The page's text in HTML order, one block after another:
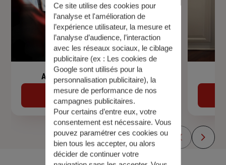
Assurance de prêt immobilier
Découvrir
Ce site utilise des cookies pour
l’analyse et l'amélioration de
l’expérience utilisateur, la mesure et
l’analyse d’audience, l’interaction
avec les réseaux sociaux, le ciblage
publicitaire (ex : Les cookies de
Google sont utilisés pour la
personnalisation publicitaire), la
mesure de performance de nos
campagnes publicitaires.
Pour certains d’entre eux, votre
consentement est nécessaire. Vous
pouvez paramétrer ces cookies ou
bien tous les accepter, ou alors
décider de continuer votre